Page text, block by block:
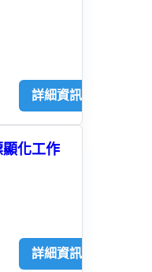
詳細資訊
顯化工作
詳細資訊